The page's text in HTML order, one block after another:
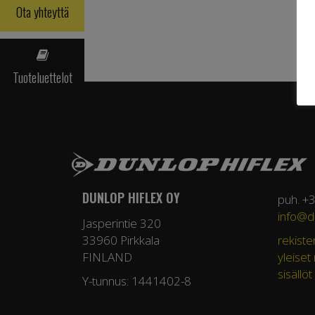
Ota yhteyttä
Tuoteluettelot
DUNLOP HIFLEX OY
Jasperintie 320
33960 Pirkkala
FINLAND
Y-tunnus: 1441402-8
puh.
yleiset
sisällöt